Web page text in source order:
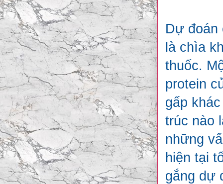
Dự đoán
là chìa
thuốc.
protein
gấp
trúc nào
những
hiện tại
gắng dự